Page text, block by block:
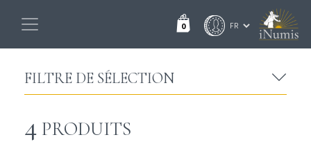
0
FILTRE DE SÉLECTION
4 PRODUITS